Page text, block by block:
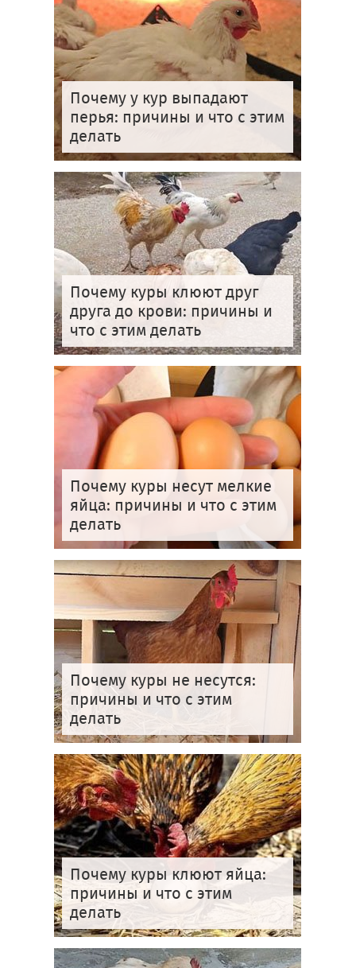
Почему у кур выпадают
перья: причины и что с этим
делать
Почему куры клюют друг
друга до крови: причины и
что с этим делать
Почему куры несут мелкие
яйца: причины и что с этим
делать
Почему куры не несутся:
причины и что с этим
делать
Почему куры клюют яйца:
причины и что с этим
делать